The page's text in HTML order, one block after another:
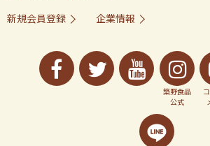
新規会員登録
企業情報
築野食品
公式